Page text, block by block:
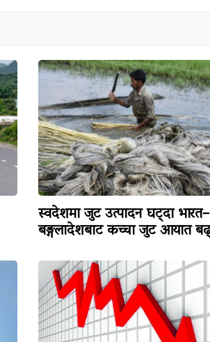
स्वदेशमा जुट उत्पादन घट्दा भारत–
बङ्गलादेशबाट कच्चा जुट आयात